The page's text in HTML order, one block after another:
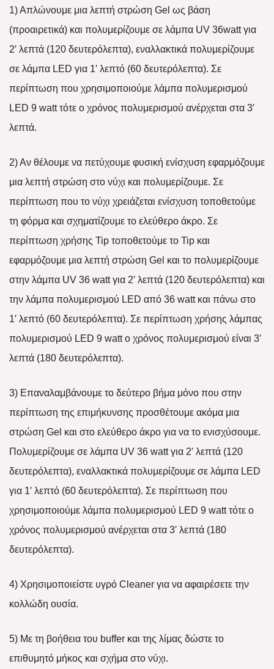
1) Απλώνουμε μια λεπτή στρώση Gel ως βάση
(προαιρετικά) και πολυμερίζουμε σε λάμπα UV 36watt για
2′ λεπτά (120 δευτερόλεπτα), εναλλακτικά πολυμερίζουμε
σε λάμπα LED για 1′ λεπτό (60 δευτερόλεπτα). Σε
περίπτωση που χρησιμοποιούμε λάμπα πολυμερισμού
LED 9 watt τότε ο χρόνος πολυμερισμού ανέρχεται στα 3′
λεπτά.
2) Αν θέλουμε να πετύχουμε φυσική ενίσχυση εφαρμόζουμε
μια λεπτή στρώση στο νύχι και πολυμερίζουμε. Σε
περίπτωση που το νύχι χρειάζεται ενίσχυση τοποθετούμε
τη φόρμα και σχηματίζουμε το ελεύθερο άκρο. Σε
περίπτωση χρήσης Tip τοποθετούμε το Tip και
εφαρμόζουμε μια λεπτή στρώση Gel και το πολυμερίζουμε
στην λάμπα UV 36 watt για 2′ λεπτά (120 δευτερόλεπτα) και
την λάμπα πολυμερισμού LED από 36 watt και πάνω στο
1′ λεπτό (60 δευτερόλεπτα). Σε περίπτωση χρήσης λάμπας
πολυμερισμού LED 9 watt ο χρόνος πολυμερισμού είναι 3′
λεπτά (180 δευτερόλεπτα).
3) Επαναλαμβάνουμε το δεύτερο βήμα μόνο που στην
περίπτωση της επιμήκυνσης προσθέτουμε ακόμα μια
στρώση Gel και στο ελεύθερο άκρο για να το ενισχύσουμε.
Πολυμερίζουμε σε λάμπα UV 36 watt για 2′ λεπτά (120
δευτερόλεπτα), εναλλακτικά πολυμερίζουμε σε λάμπα LED
για 1′ λεπτό (60 δευτερόλεπτα). Σε περίπτωση που
χρησιμοποιούμε λάμπα πολυμερισμού LED 9 watt τότε ο
χρόνος πολυμερισμού ανέρχεται στα 3′ λεπτά (180
δευτερόλεπτα).
4) Χρησιμοποιείστε υγρό Cleaner για να αφαιρέσετε την
κολλώδη ουσία.
5) Με τη βοήθεια του buffer και της λίμας δώστε το
επιθυμητό μήκος και σχήμα στο νύχι.